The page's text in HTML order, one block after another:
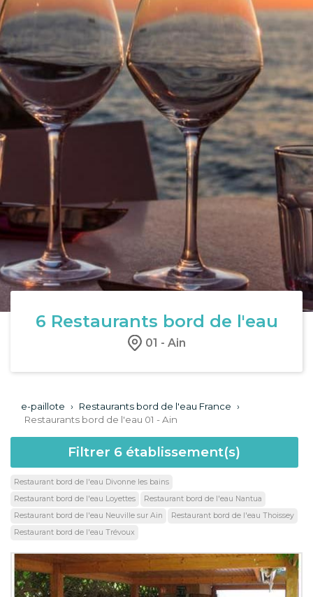
6 Restaurants bord de l'eau
01 - Ain
e-paillote › Restaurants bord de l'eau France ›
Restaurants bord de l'eau 01 - Ain
Filtrer 6 établissement(s)
Restaurant bord de l'eau Divonne les bains
Restaurant bord de l'eau Loyettes
Restaurant bord de l'eau Nantua
Restaurant bord de l'eau Neuville sur Ain
Restaurant bord de l'eau Thoissey
Restaurant bord de l'eau Trévoux